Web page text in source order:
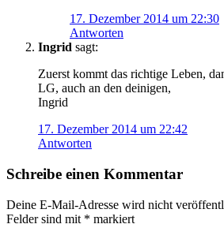
17. Dezember 2014 um 22:30
Antworten
Ingrid sagt:
Zuerst kommt das richtige Leben,
LG, auch an den deinigen,
Ingrid
17. Dezember 2014 um 22:42
Antworten
Schreibe einen Kommentar
Deine E-Mail-Adresse wird nicht
Felder sind mit * markiert